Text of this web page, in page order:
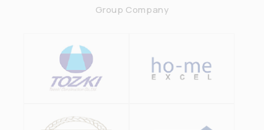
Group Company